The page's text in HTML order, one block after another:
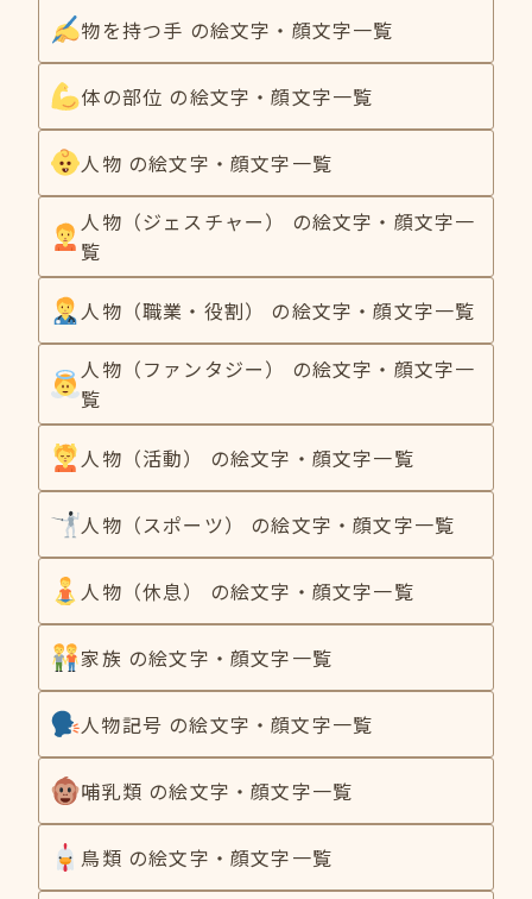
物を持つ手 の絵文字・顔文字一覧
体の部位 の絵文字・顔文字一覧
人物 の絵文字・顔文字一覧
人物（ジェスチャー） の絵文字・顔文字一
覧
人物（職業・役割） の絵文字・顔文字一覧
人物（ファンタジー） の絵文字・顔文字一
覧
人物（活動） の絵文字・顔文字一覧
人物（スポーツ） の絵文字・顔文字一覧
人物（休息） の絵文字・顔文字一覧
家族 の絵文字・顔文字一覧
人物記号 の絵文字・顔文字一覧
哺乳類 の絵文字・顔文字一覧
鳥類 の絵文字・顔文字一覧